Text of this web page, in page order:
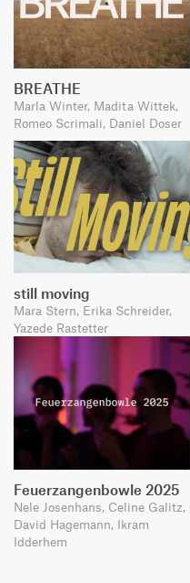
BREATHE
Marla Winter, Madita Wittek,
Romeo Scrimali, Daniel Doser
still moving
Mara Stern, Erika Schreider,
Yazede Rastetter
Feuerzangenbowle 2025
Nele Josenhans, Celine Galitz,
David Hagemann, Ikram
Idderhem